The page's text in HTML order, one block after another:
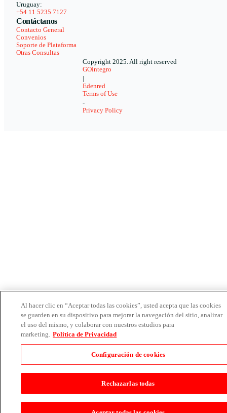
Uruguay:
+54 11 5235 7127
Contáctanos
Contacto General
Convenios
Soporte de Plataforma
Otras Consultas
Copyright 2025. All right reserved
GOintegro
|
Edenred
Terms of Use
-
Privacy Policy
Al hacer clic en “Aceptar todas las cookies”, usted acepta que las cookies
se guarden en su dispositivo para mejorar la navegación del sitio, analizar
el uso del mismo, y colaborar con nuestros estudios para
marketing. Politica de Privacidad
Configuración de cookies
Rechazarlas todas